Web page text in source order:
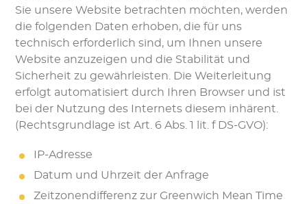
Sie unsere Website betrachten möchten, werden
die folgenden Daten erhoben, die für uns
technisch erforderlich sind, um Ihnen unsere
Website anzuzeigen und die Stabilität und
Sicherheit zu gewährleisten. Die Weiterleitung
erfolgt automatisiert durch Ihren Browser und ist
bei der Nutzung des Internets diesem inhärent.
(Rechtsgrundlage ist Art. 6 Abs. 1 lit. f DS-GVO):
IP-Adresse
Datum und Uhrzeit der Anfrage
Zeitzonendifferenz zur Greenwich Mean Time